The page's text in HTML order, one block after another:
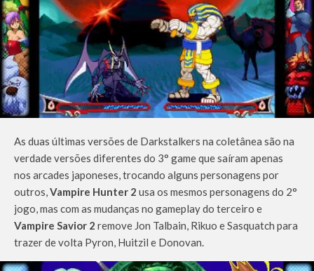
As duas últimas versões de Darkstalkers na coletânea são na
verdade versões diferentes do 3° game que saíram apenas
nos arcades japoneses, trocando alguns personagens por
outros,Vampire Hunter 2 usa os mesmos personagens do 2°
jogo, mas com as mudanças no gameplay do terceiro e
Vampire Savior 2 remove Jon Talbain, Rikuo e Sasquatch para
trazer de volta Pyron, Huitzil e Donovan.